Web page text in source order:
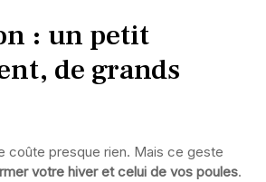
: un petit
de grands
coûte presque rien. Mais ce geste
votre hiver et celui de vos poules.